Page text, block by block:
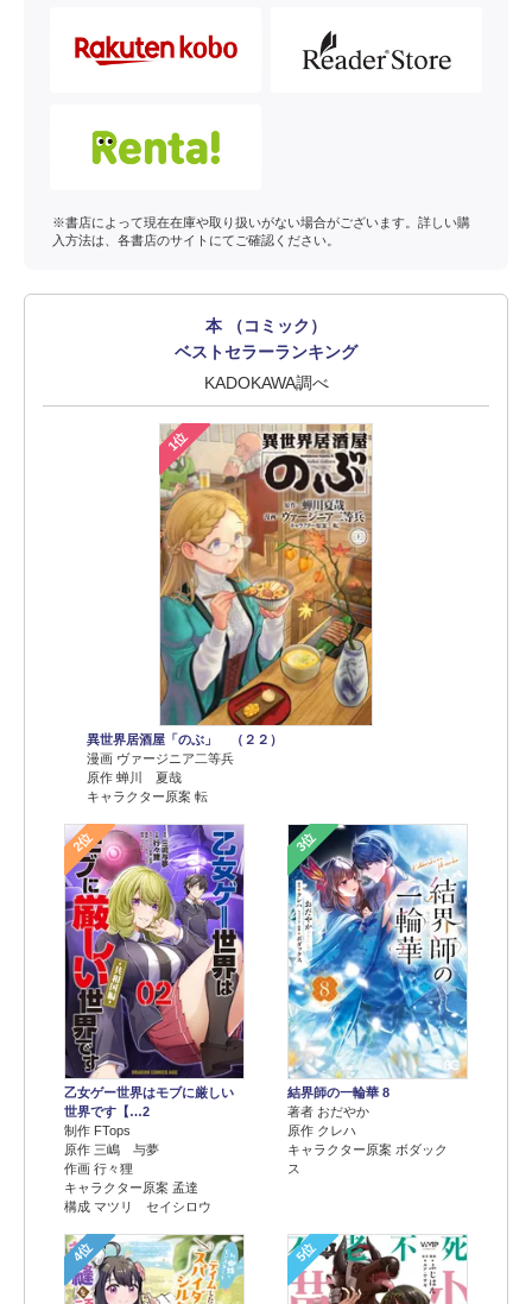
※書店によって現在在庫や取り扱いがない場合がございます。詳しい購
入方法は、各書店のサイトにてご確認ください。
本 （コミック）
ベストセラーランキング
KADOKAWA調べ
1位
異世界居酒屋「のぶ」 （２２）
漫画 ヴァージニア二等兵
原作 蝉川 夏哉
キャラクター原案 転
2位
乙女ゲー世界はモブに厳しい
世界です【…2
制作 FTops
原作 三嶋 与夢
作画 行々狸
キャラクター原案 孟達
構成 マツリ セイシロウ
3位
結界師の一輪華 8
著者 おだやか
原作 クレハ
キャラクター原案 ボダック
ス
4位 5位